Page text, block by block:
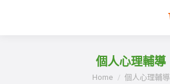
個人心理輔導
You are here:
Home 個人心理輔導